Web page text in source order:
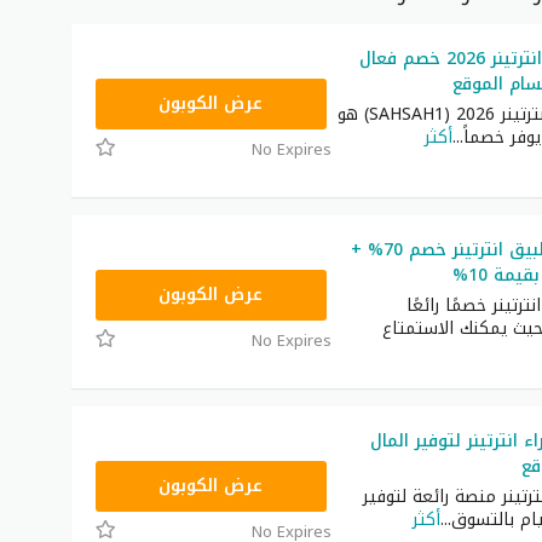
كوبون خصم انترتينر 2026 خصم فعال
الموقع
كوبون خصم انترتينر 2026 (SAHSAH1) هو
خصماً...أكثر
SAHSAH1عرض الكوبون
No Expires
كود خصم تطبيق انترتينر خصم 70% +
10%
خصمًا رائعًا
يمكنك الاستمتاع
SAHSAH1عرض الكوبون
No Expires
لتوفير المال
منصة رائعة لتوفير
بالتسوق...أكثر
SAHSAH1عرض الكوبون
No Expires